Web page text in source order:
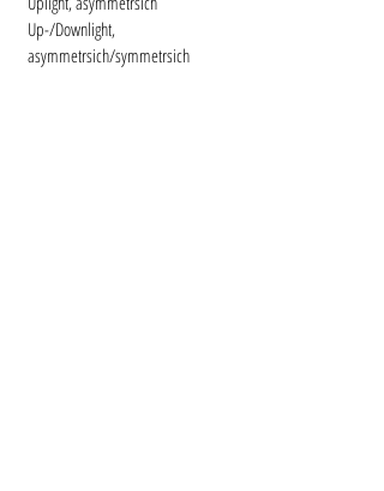
Up-/Downlight,
asymmetrsich/symmetrsich